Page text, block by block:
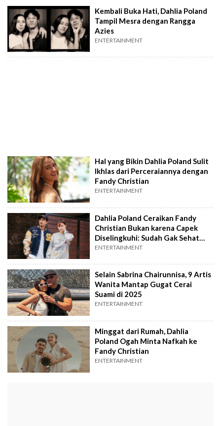
Kembali Buka Hati, Dahlia Poland
Tampil Mesra dengan Rangga
Azies
ENTERTAINMENT
Hal yang Bikin Dahlia Poland Sulit
Ikhlas dari Perceraiannya dengan
Fandy Christian
ENTERTAINMENT
Dahlia Poland Ceraikan Fandy
Christian Bukan karena Capek
Diselingkuhi: Sudah Gak Sehat
Saja
ENTERTAINMENT
Selain Sabrina Chairunnisa, 9 Artis
Wanita Mantap Gugat Cerai
Suami di 2025
ENTERTAINMENT
Minggat dari Rumah, Dahlia
Poland Ogah Minta Nafkah ke
Fandy Christian
ENTERTAINMENT